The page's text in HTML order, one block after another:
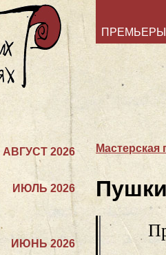
ПРЕМЬЕРЫ
Мастерская
АВГУСТ 2026
ИЮЛЬ 2026
ИЮНЬ 2026